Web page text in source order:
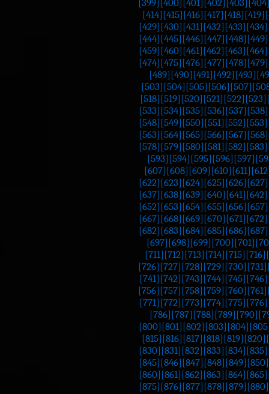
[399] [400] [401] [402] [403]
[414] [415] [416] [417] [418] [419]
[429] [430] [431] [432] [433] [434]
[444] [445] [446] [447] [448] [449]
[459] [460] [461] [462] [463] [464]
[474] [475] [476] [477] [478] [479]
[489] [490] [491] [492] [493]
[503] [504] [505] [506] [507]
[518] [519] [520] [521] [522] [523]
[533] [534] [535] [536] [537] [538]
[548] [549] [550] [551] [552] [553]
[563] [564] [565] [566] [567] [568]
[578] [579] [580] [581] [582] [583]
[593] [594] [595] [596] [597]
[607] [608] [609] [610] [611]
[622] [623] [624] [625] [626] [627]
[637] [638] [639] [640] [641] [642]
[652] [653] [654] [655] [656] [657]
[667] [668] [669] [670] [671] [672]
[682] [683] [684] [685] [686] [687]
[697] [698] [699] [700] [701]
[711] [712] [713] [714] [715] [716]
[726] [727] [728] [729] [730] [731]
[741] [742] [743] [744] [745] [746]
[756] [757] [758] [759] [760] [761]
[771] [772] [773] [774] [775] [776]
[786] [787] [788] [789] [790]
[800] [801] [802] [803] [804]
[815] [816] [817] [818] [819] [820]
[830] [831] [832] [833] [834] [835]
[845] [846] [847] [848] [849] [850]
[860] [861] [862] [863] [864] [865]
[875] [876] [877] [878] [879] [880]